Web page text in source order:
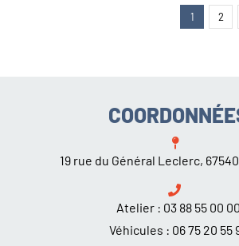
1 2
19 rue du Général Leclerc, 67540
Atelier : 03 88 55 00 00
Véhicules : 06 75 20 55